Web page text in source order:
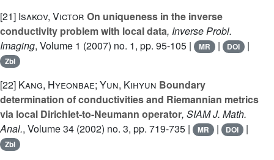
[21] Isakov, Victor On uniqueness in the inverse
conductivity problem with local data, Inverse Probl.
Imaging, Volume 1 (2007) no. 1, pp. 95-105 | MR | DOI |
Zbl
[22] Kang, Hyeonbae; Yun, Kihyun Boundary
determination of conductivities and Riemannian metrics
via local Dirichlet-to-Neumann operator, SIAM J. Math.
Anal., Volume 34 (2002) no. 3, pp. 719-735 | MR | DOI |
Zbl